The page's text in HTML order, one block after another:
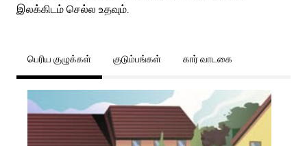
இலக்கிடம் செல்ல உதவும்.
பெரிய குழுக்கள் குடும்பங்கள் கார் வாடகை